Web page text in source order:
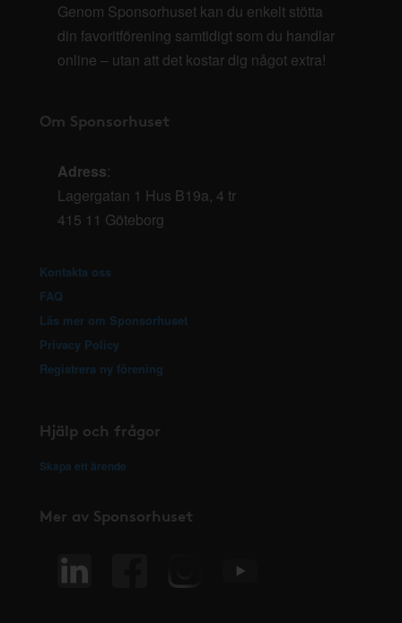
Genom Sponsorhuset kan du enkelt stötta
din favoritförening samtidigt som du handlar
online – utan att det kostar dig något extra!
Om Sponsorhuset
Adress:
Lagergatan 1 Hus B19a, 4 tr
415 11 Göteborg
Kontakta oss
FAQ
Läs mer om Sponsorhuset
Privacy Policy
Registrera ny förening
Hjälp och frågor
Skapa ett ärende
Mer av Sponsorhuset